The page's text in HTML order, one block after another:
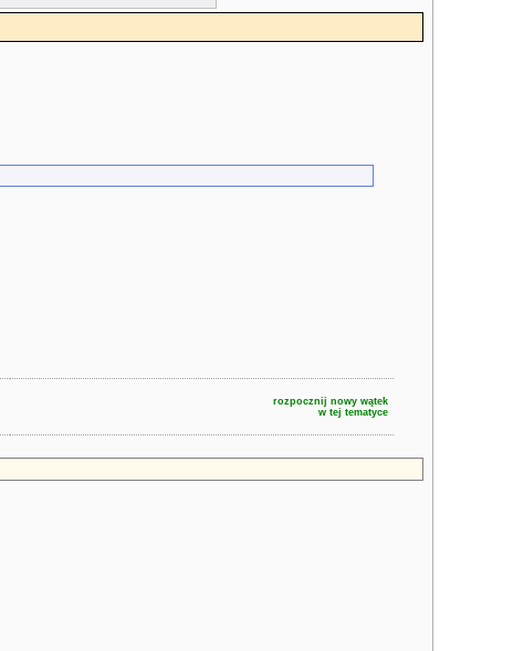
rozpocznij nowy wątek
w tej tematyce